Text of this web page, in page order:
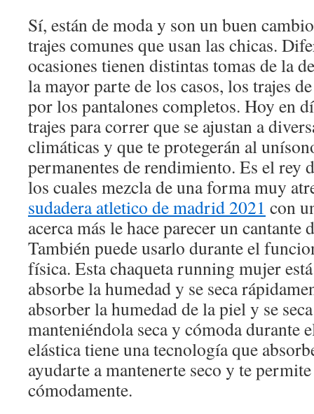
Sí, están de moda y son un buen
trajes comunes que usan las chicas.
ocasiones tienen distintas tomas de la
la mayor parte de los casos, los trajes
por los pantalones completos. Hoy en
trajes para correr que se ajustan a
climáticas y que te protegerán al
permanentes de rendimiento. Es el rey
los cuales mezcla de una forma muy
sudadera atletico de madrid 2021 con
acerca más le hace parecer un cantante
También puede usarlo durante el
física. Esta chaqueta running mujer
absorbe la humedad y se seca
absorber la humedad de la piel y se
manteniéndola seca y cómoda durante
elástica tiene una tecnología que
ayudarte a mantenerte seco y te
cómodamente.